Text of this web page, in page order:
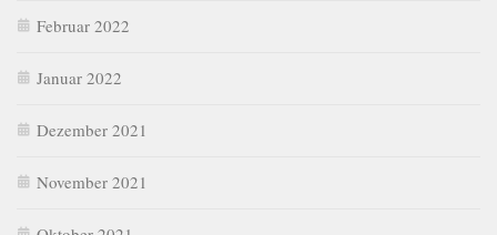
Februar 2022
Januar 2022
Dezember 2021
November 2021